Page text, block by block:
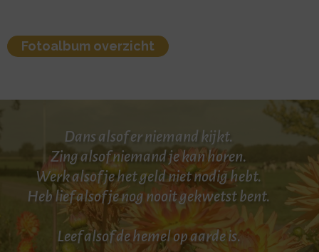
Fotoalbum overzicht
Dans alsof er niemand kijkt.
Zing alsof niemand je kan horen.
Werk alsof je het geld niet nodig hebt.
Heb lief alsof je nog nooit gekwetst bent.
Leef alsof de hemel op aarde is.